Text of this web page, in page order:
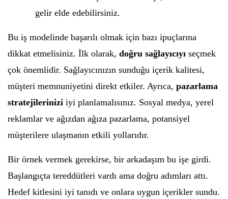
gelir elde edebilirsiniz.
Bu iş modelinde başarılı olmak için bazı ipuçlarına
dikkat etmelisiniz. İlk olarak, doğru sağlayıcıyı seçmek
çok önemlidir. Sağlayıcınızın sunduğu içerik kalitesi,
müşteri memnuniyetini direkt etkiler. Ayrıca, pazarlama
stratejilerinizi iyi planlamalısınız. Sosyal medya, yerel
reklamlar ve ağızdan ağıza pazarlama, potansiyel
müşterilere ulaşmanın etkili yollarıdır.
Bir örnek vermek gerekirse, bir arkadaşım bu işe girdi.
Başlangıçta tereddütleri vardı ama doğru adımları attı.
Hedef kitlesini iyi tanıdı ve onlara uygun içerikler sundu.